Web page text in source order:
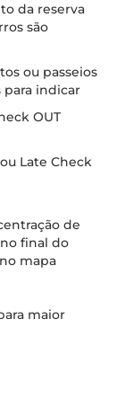
da reserva
são
ou passeios
indicar
OUT
Late Check
de
final do
mapa
maior